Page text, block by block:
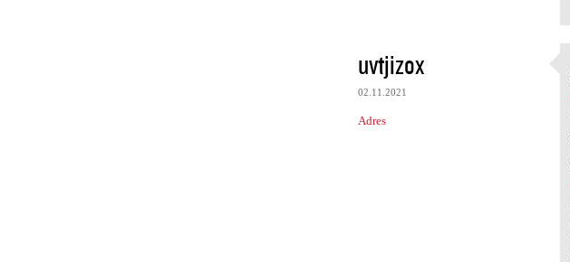
uvtjizox
02.11.2021
Adres